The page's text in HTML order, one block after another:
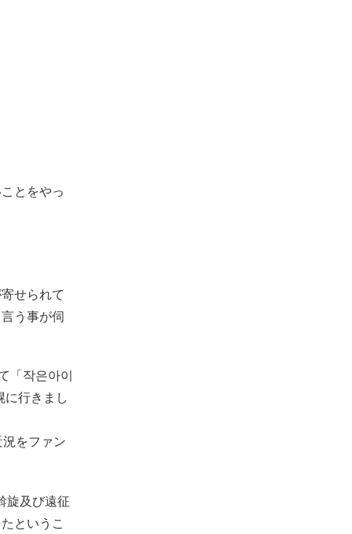
とをやっ
せられて
う事が伺
「작은아이
に行きまし
をファン
旋及び遠征
というこ